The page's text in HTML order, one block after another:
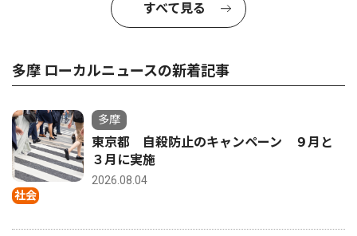
すべて見る
多摩 ローカルニュースの新着記事
社会
多摩
東京都 自殺防止のキャンペーン ９月と
３月に実施
2026.08.04